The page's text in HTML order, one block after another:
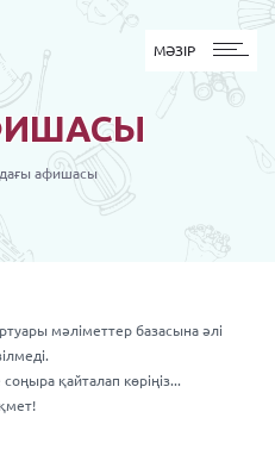
MӘЗІР
МӘЗІР
афишасы
мәліметтер базасына әлі
қайталап көріңіз...